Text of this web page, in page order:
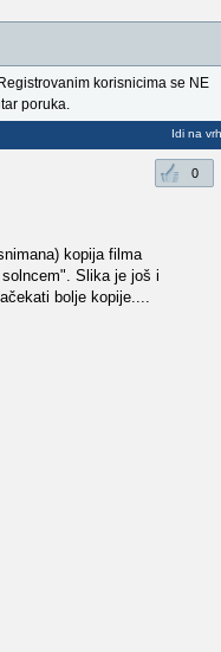
korisnicima se NE
poruka.
Idi na vrh
0
kopija filma
Slika je još i
bolje kopije....